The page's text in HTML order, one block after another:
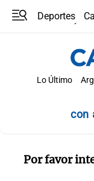
Deportes
Lo Último
con
Por favor